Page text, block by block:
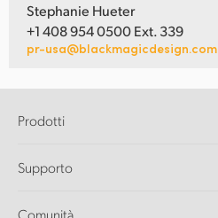
Stephanie Hueter
+1 408 954 0500 Ext. 339
pr-usa@blackmagicdesign.com
Prodotti
DaVinci Resolve e Fusion
Supporto